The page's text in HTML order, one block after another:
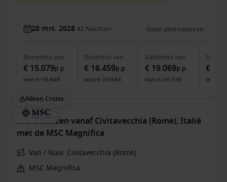
28 mrt. 2028 42 Nachten Geen alternatieven
Binnenhutvan
€ 15.079p.p.
was€ 18.849
Buitenhutvan
€ 16.459p.p.
was€ 20.834
Balkonhutvan
€ 19.069p.p.
was€ 24.138
Suite
€
was
Alleen Cruise
Wereldreizen vanaf Civitavecchia (Rome), Italië
met de MSC Magnifica
Van / Naar Civitavecchia (Rome)
MSC Magnifica